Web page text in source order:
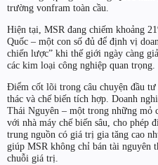
trường vonfram toàn cầu.
Hiện tại, MSR đang chiếm khoảng
Quốc – một con số đủ để định vị
chiến lược” khi thế giới ngày càng
các kim loại công nghiệp quan trọng.
Điểm cốt lõi trong câu chuyện đầu
thác và chế biến tích hợp. Doanh
Thái Nguyên – một trong những
với nhà máy chế biến sâu, cho phép
trung nguồn có giá trị gia tăng cao
giúp MSR không chỉ bán tài nguyên
chuỗi giá trị.